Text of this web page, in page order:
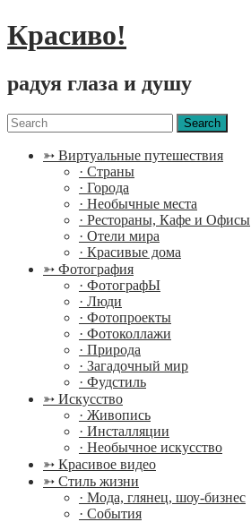
Красиво!
радуя глаза и душу
Menu
Search
for:
➳ Виртуальные путешествия
· Страны
· Города
· Необычные места
· Рестораны, Кафе и Офисы
· Отели мира
· Красивые дома
➳ Фотография
· ФотографЫ
· Люди
· Фотопроекты
· Фотоколлажи
· Природа
· Загадочный мир
· Фудстиль
➳ Искусство
· Живопись
· Инсталляции
· Необычное искусство
➳ Красивое видео
➳ Стиль жизни
· Мода, глянец, шоу-бизнес
· События